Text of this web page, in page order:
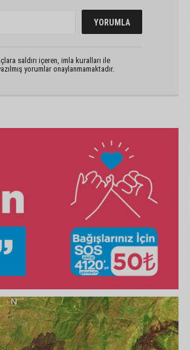
saldırı içeren, imla kuralları ile
yorumlar onaylanmamaktadır.